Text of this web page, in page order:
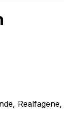
Realfagene,